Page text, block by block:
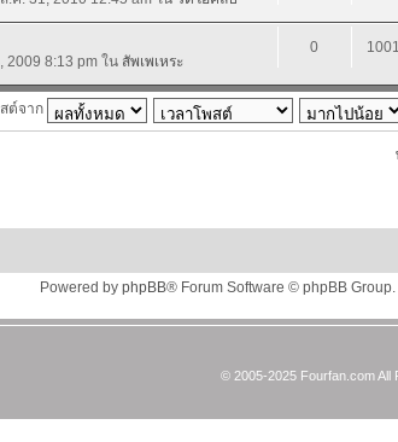
2009 8:13 pm ใน สัพเพเหระ
0
ต์จาก
Powered by phpBB® Forum Software © phpBB Group.
© 2005-2025 Fourfan.com All